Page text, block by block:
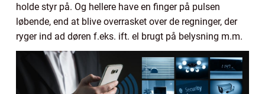
holde styr på. Og hellere have en finger på pulsen
løbende, end at blive overrasket over de regninger, der
ryger ind ad døren f.eks. ift. el brugt på belysning m.m.